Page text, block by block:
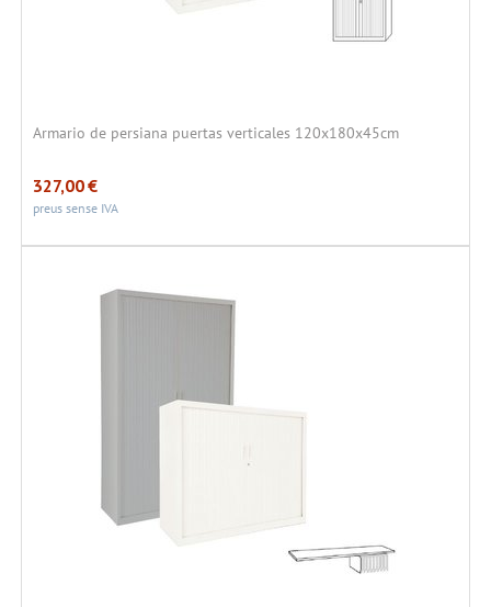
Armario de persiana puertas verticales 120x180x45cm
327,00€
preus sense IVA